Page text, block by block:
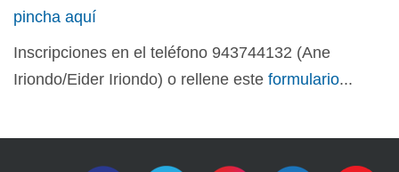
pincha aquí
Inscripciones en el teléfono 943744132 (Ane
Iriondo/Eider Iriondo) o rellene este formulario...